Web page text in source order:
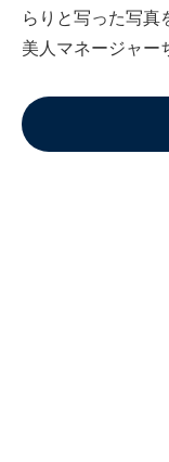
らりと写った写真
美人マネージャー